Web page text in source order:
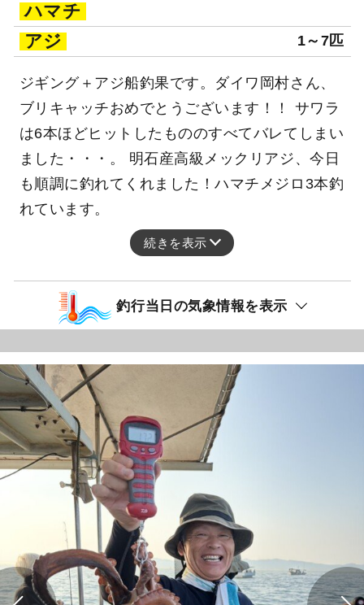
ハマチ
アジ
1～7匹
ジギング＋アジ船釣果です。ダイワ岡村さん、
ブリキャッチおめでとうございます！！ サワラ
は6本ほどヒットしたもののすべてバレてしまい
ました・・・。 明石産高級メックリアジ、今日
も順調に釣れてくれました！ハマチメジロ3本釣
れています。
続きを表示
釣行当日の気象情報を表示